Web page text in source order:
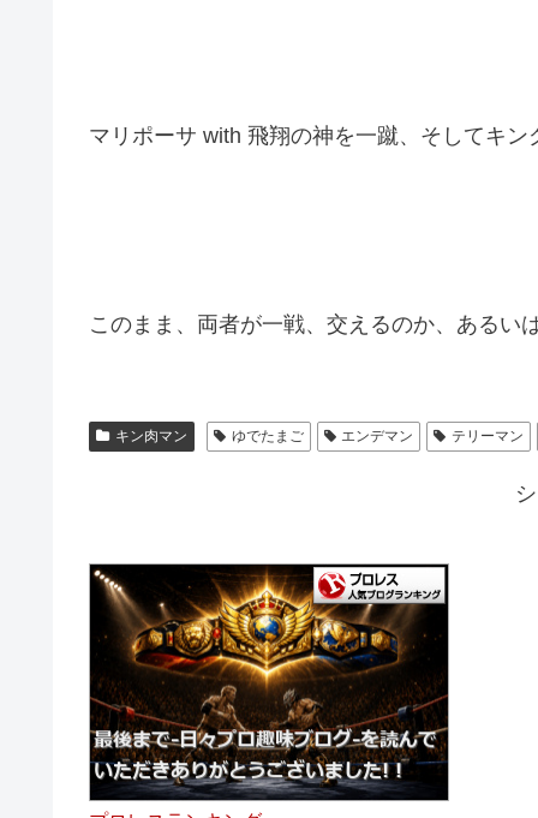
マリポーサ with 飛翔の神を一蹴、そしてキ
このまま、両者が一戦、交えるのか、あるい
キン肉マン ゆでたまご エンデマン テリーマン